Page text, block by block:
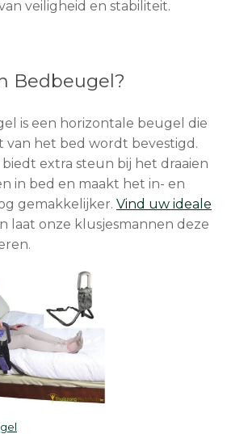
veiligheid en stabiliteit.
Bedbeugel?
is een horizontale beugel die
van het bed wordt bevestigd.
extra steun bij het draaien
in bed en maakt het in- en
gemakkelijker. Vind uw ideale
laat onze klusjesmannen deze